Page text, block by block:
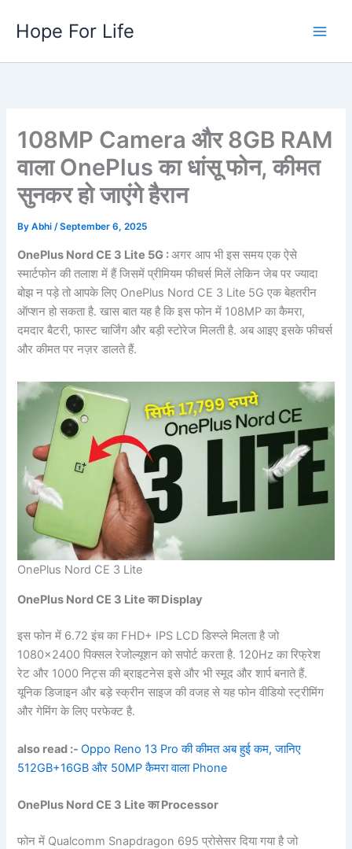
Hope For Life
108MP Camera और 8GB RAM
वाला OnePlus का धांसू फोन, कीमत
सुनकर हो जाएंगे हैरान
ByAbhi/September 6, 2025
OnePlus Nord CE 3 Lite 5G :अगर आप भी इस समय एक ऐसे
स्मार्टफोन की तलाश में हैं जिसमें प्रीमियम फीचर्स मिलें लेकिन जेब पर ज्यादा
बोझ न पड़े तो आपके लिए OnePlus Nord CE 3 Lite 5G एक बेहतरीन
ऑप्शन हो सकता है. खास बात यह है कि इस फोन में 108MP का कैमरा,
दमदार बैटरी, फास्ट चार्जिंग और बड़ी स्टोरेज मिलती है. अब आइए इसके फीचर्स
और कीमत पर नज़र डालते हैं.
OnePlus Nord CE 3 Lite
OnePlus Nord CE 3 Lite का Display
इस फोन में 6.72 इंच का FHD+ IPS LCD डिस्प्ले मिलता है जो
1080×2400 पिक्सल रेजोल्यूशन को सपोर्ट करता है. 120Hz का रिफ्रेश
रेट और 1000 निट्स की ब्राइटनेस इसे और भी स्मूद और शार्प बनाते हैं.
यूनिक डिजाइन और बड़े स्क्रीन साइज की वजह से यह फोन वीडियो स्ट्रीमिंग
और गेमिंग के लिए परफेक्ट है.
also read :-Oppo Reno 13 Pro की कीमत अब हुई कम, जानिए
512GB+16GB और 50MP कैमरा वाला Phone
OnePlus Nord CE 3 Lite का Processor
फोन में Qualcomm Snapdragon 695 प्रोसेसर दिया गया है जो